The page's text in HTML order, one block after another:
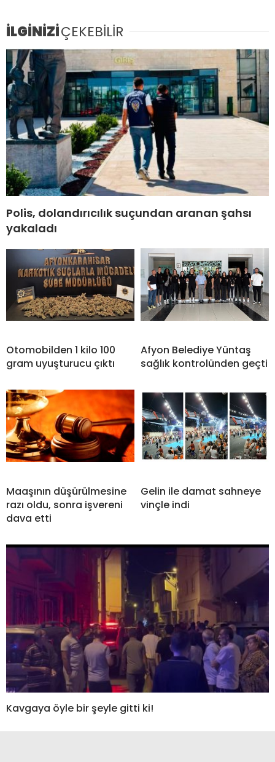
İLGİNİZİÇEKEBİLİR
Polis, dolandırıcılık suçundan aranan şahsı
yakaladı
Otomobilden 1 kilo 100
gram uyuşturucu çıktı
Afyon Belediye Yüntaş
sağlık kontrolünden geçti
Maaşının düşürülmesine
razı oldu, sonra işvereni
dava etti
Gelin ile damat sahneye
vinçle indi
Kavgaya öyle bir şeyle gitti ki!